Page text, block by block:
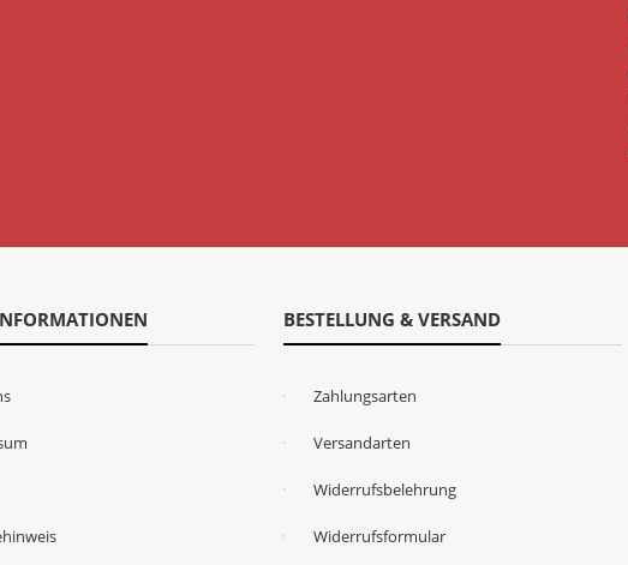
BESTELLUNG & VERSAND
Zahlungsarten
Versandarten
Widerrufsbelehrung
Widerrufsformular